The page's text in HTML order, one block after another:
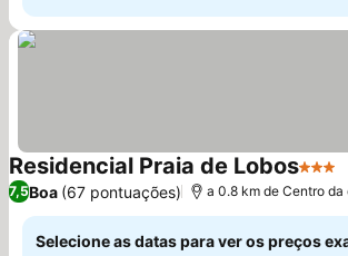
Residencial Praia de Lobos3
7,5Boa (67 pontuações) a 0.8 km de Centro da
Selecione as datas para ver os preços